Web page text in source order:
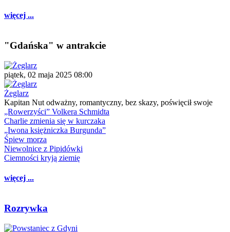
więcej ...
"Gdańska" w antrakcie
piątek, 02 maja 2025 08:00
Żeglarz
Kapitan Nut odważny, romantyczny, bez skazy, poświęcił swoje
„Rowerzyści” Volkera Schmidta
Charlie zmienia się w kurczaka
„Iwona księżniczka Burgunda”
Śpiew morza
Niewolnice z Pipidówki
Ciemności kryją ziemię
więcej ...
Rozrywka